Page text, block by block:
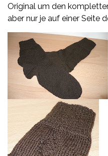
Original um den
aber nur je auf einer Seite